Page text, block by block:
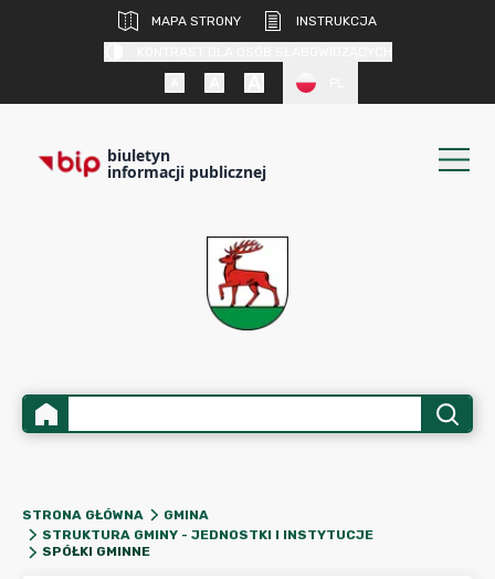
MAPA STRONY
INSTRUKCJA
biuletyn
informacji publicznej
STRONA GŁÓWNA
GMINA
STRUKTURA GMINY - JEDNOSTKI I INSTYTUCJE
SPÓŁKI GMINNE